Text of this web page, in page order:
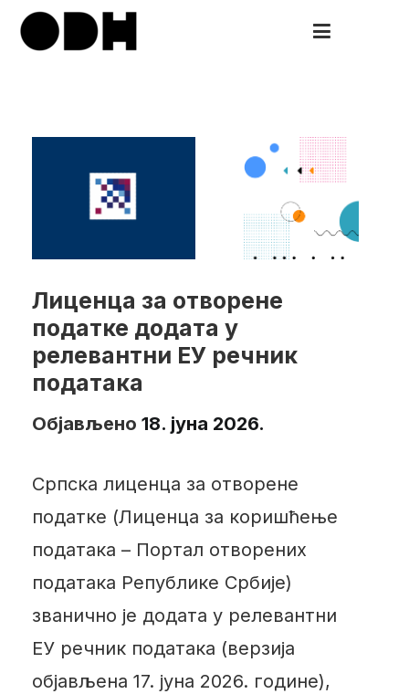
Скочи
Лиценца за отворене
податке додата у
релевантни ЕУ речник
података
Објављено 18. јуна 2026.
Српска лиценца за отворене
податке (Лиценца за коришћење
података – Портал отворених
података Републике Србије)
званично је додата у релевантни
ЕУ речник података (верзија
објављена 17. јуна 2026. године),